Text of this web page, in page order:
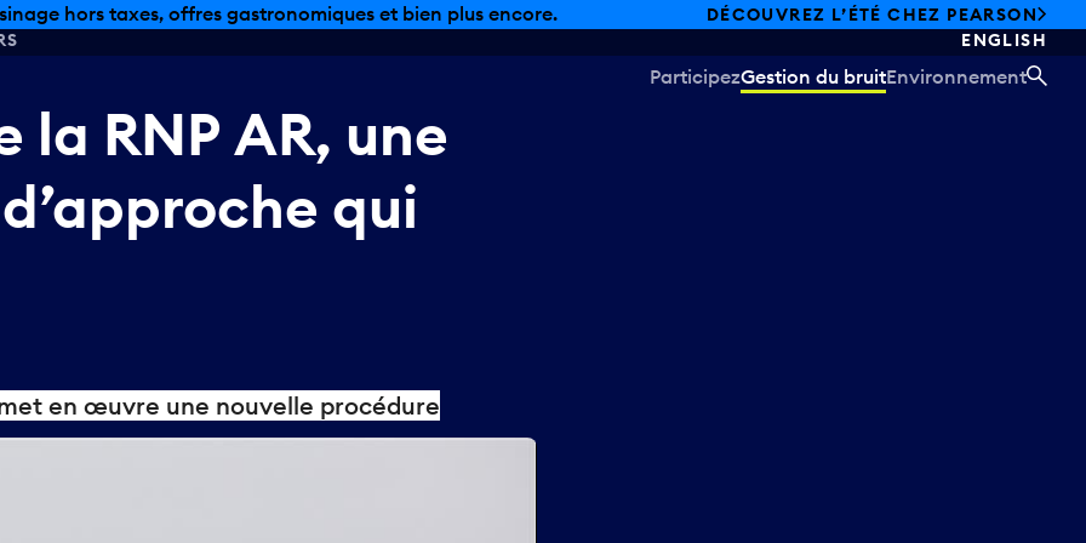
hors taxes, offres gastronomiques et bien plus encore.
DÉCOUVREZ L’ÉTÉ CHEZ PEARSON
ENGLISH
ParticipezGestion du bruitEnvironnement
la RNPAR, une
d’approche qui
en œuvre une nouvelle procédure